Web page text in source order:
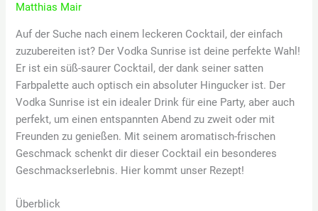
Matthias Mair
Auf der Suche nach einem leckeren Cocktail, der einfach
zuzubereiten ist? Der Vodka Sunrise ist deine perfekte Wahl!
Er ist ein süß-saurer Cocktail, der dank seiner satten
Farbpalette auch optisch ein absoluter Hingucker ist. Der
Vodka Sunrise ist ein idealer Drink für eine Party, aber auch
perfekt, um einen entspannten Abend zu zweit oder mit
Freunden zu genießen. Mit seinem aromatisch-frischen
Geschmack schenkt dir dieser Cocktail ein besonderes
Geschmackserlebnis. Hier kommt unser Rezept!
Überblick